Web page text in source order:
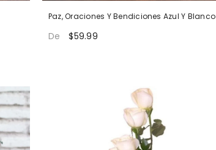
Paz, Oraciones Y Bendiciones Azul Y Blanco
De $59.99